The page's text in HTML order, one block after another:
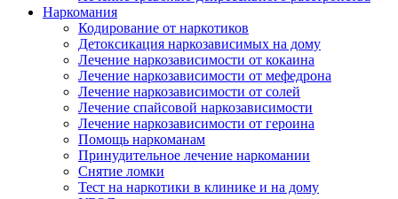
Наркомания
Кодирование от наркотиков
Детоксикация наркозависимых на дому
Лечение наркозависимости от кокаина
Лечение наркозависимости от мефедрона
Лечение наркозависимости от солей
Лечение спайсовой наркозависимости
Лечение наркозависимости от героина
Помощь наркоманам
Принудительное лечение наркомании
Снятие ломки
Тест на наркотики в клинике и на дому